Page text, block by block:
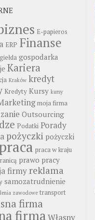
E-papieros
ERP Finanse
giełda gospodarka
Kariera
Kraków kredyt
Kredyty Kursy kursy
moja firma
Outsourcing
Podatki Porady
pożyczki pożyczki
praca w kraju
prawo pracy
firmy reklama
samozatrudnienie
zawodowe transport
firma
firmaWłasny